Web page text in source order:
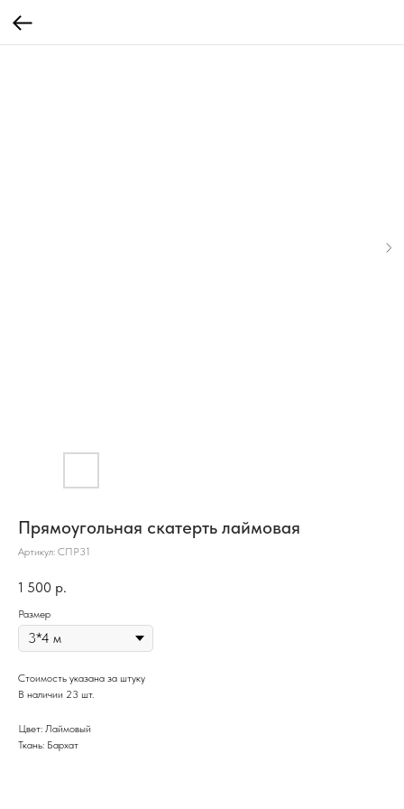
Прямоугольная скатерть лаймовая
Артикул: СПР31
1 500 р.
Размер
Стоимость указана за штуку
В наличии 23 шт.
Цвет: Лаймовый
Ткань: Бархат